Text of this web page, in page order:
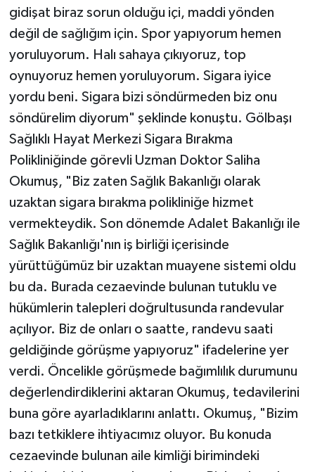
gidişat biraz sorun olduğu içi, maddi yönden
değil de sağlığım için. Spor yapıyorum hemen
yoruluyorum. Halı sahaya çıkıyoruz, top
oynuyoruz hemen yoruluyorum. Sigara iyice
yordu beni. Sigara bizi söndürmeden biz onu
söndürelim diyorum" şeklinde konuştu. Gölbaşı
Sağlıklı Hayat Merkezi Sigara Bırakma
Polikliniğinde görevli Uzman Doktor Saliha
Okumuş, "Biz zaten Sağlık Bakanlığı olarak
uzaktan sigara bırakma polikliniğe hizmet
vermekteydik. Son dönemde Adalet Bakanlığı ile
Sağlık Bakanlığı'nın iş birliği içerisinde
yürüttüğümüz bir uzaktan muayene sistemi oldu
bu da. Burada cezaevinde bulunan tutuklu ve
hükümlerin talepleri doğrultusunda randevular
açılıyor. Biz de onları o saatte, randevu saati
geldiğinde görüşme yapıyoruz" ifadelerine yer
verdi. Öncelikle görüşmede bağımlılık durumunu
değerlendirdiklerini aktaran Okumuş, tedavilerini
buna göre ayarladıklarını anlattı. Okumuş, "Bizim
bazı tetkiklere ihtiyacımız oluyor. Bu konuda
cezaevinde bulunan aile kimliği birimindeki